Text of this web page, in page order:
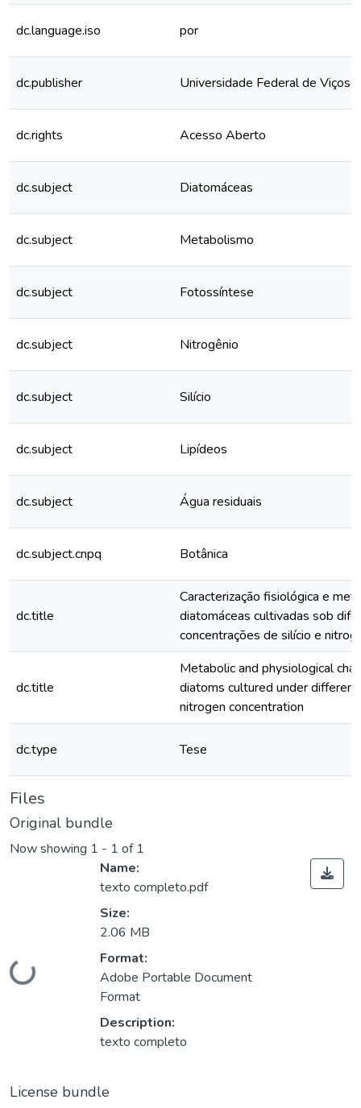
dc.language.iso por
dc.publisher Universidade Federal de Viçosa
dc.rights Acesso Aberto
dc.subject Diatomáceas
dc.subject Metabolismo
dc.subject Fotossíntese
dc.subject Nitrogênio
dc.subject Silício
dc.subject Lipídeos
dc.subject Água residuais
dc.subject.cnpq Botânica
dc.title
Caracterização fisiológica e
diatomáceas cultivadas sob
concentrações de silício e
dc.title
Metabolic and physiological
diatoms cultured under different
nitrogen concentration
dc.type Tese
Files
Original bundle
Now showing 1 - 1 of 1
Name:
texto completo.pdf
Size:
2.06 MB
Format:
Adobe Portable Document
Format
Description:
texto completo
License bundle